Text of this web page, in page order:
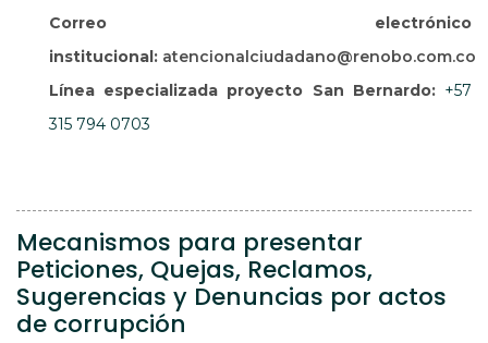
Correo electrónico
institucional: atencionalciudadano@renobo.com.co
Línea especializada proyecto San Bernardo:+57
315 794 0703
Mecanismos para presentar
Peticiones, Quejas, Reclamos,
Sugerencias y Denuncias por actos
de corrupción